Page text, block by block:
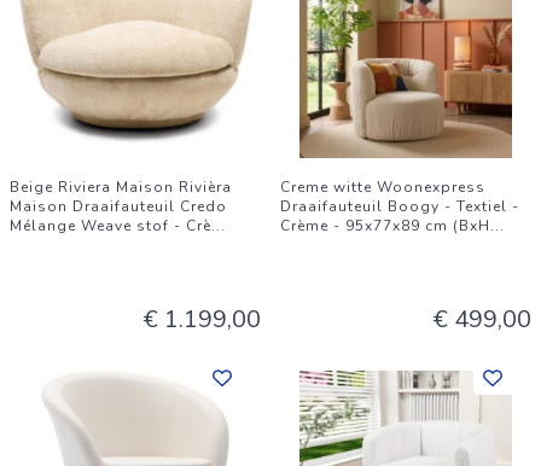
Beige Riviera Maison Rivièra
Maison Draaifauteuil Credo
Mélange Weave stof - Crè...
€ 1.199,00
Creme witte Woonexpress
Draaifauteuil Boogy - Textiel -
Crème - 95x77x89 cm (BxH...
€ 499,00